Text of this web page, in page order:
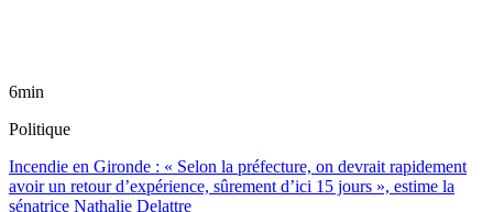
6min
Politique
Incendie en Gironde : « Selon la préfecture, on devrait rapidement
avoir un retour d’expérience, sûrement d’ici 15 jours », estime la
sénatrice Nathalie Delattre